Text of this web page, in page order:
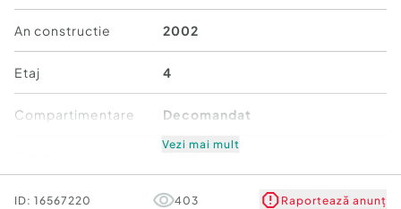
Confort:1
Tip imobil:Bloc de apartamente
Număr Băi:
Posibilitate parcare: Nu
An constructie 2002
Etaj 4
Compartimentare Decomandat
Comfort 1
Vezi mai mult
ID: 16567220 403 Raportează anunț